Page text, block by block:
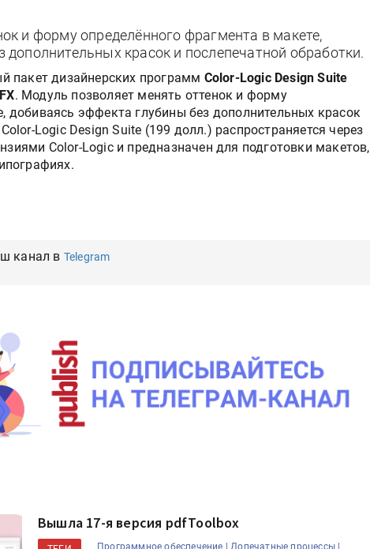
и форму определённого фрагмента в макете,
красок и послепечатной обработки.
пакет дизайнерских программ Color-Logic Design Suite
. Модуль позволяет менять оттенок и форму
добиваясь эффекта глубины без дополнительных красок
Logic Design Suite (199 долл.) распространяется через
Color-Logic и предназначен для подготовки макетов,
канал в Telegram
Вышла 17-я версия pdfToolbox